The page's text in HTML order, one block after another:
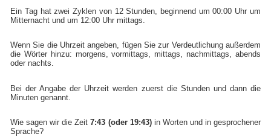
Ein Tag hat zwei Zyklen von 12 Stunden, beginnend um 00:00 Uhr um
Mitternacht und um 12:00 Uhr mittags.
Wenn Sie die Uhrzeit angeben, fügen Sie zur Verdeutlichung außerdem
die Wörter hinzu: morgens, vormittags, mittags, nachmittags, abends
oder nachts.
Bei der Angabe der Uhrzeit werden zuerst die Stunden und dann die
Minuten genannt.
Wie sagen wir die Zeit7:43 (oder 19:43)in Worten und in gesprochener
Sprache?